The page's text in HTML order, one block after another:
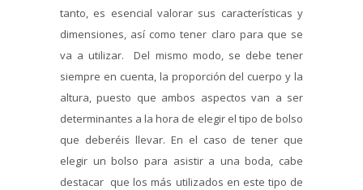
tanto, es esencial valorar sus características y
dimensiones, así como tener claro para que se
va a utilizar. Del mismo modo, se debe tener
siempre en cuenta, la proporción del cuerpo y la
altura, puesto que ambos aspectos van a ser
determinantes a la hora de elegir el tipo de bolso
que deberéis llevar. En el caso de tener que
elegir un bolso para asistir a una boda, cabe
destacar que los más utilizados en este tipo de